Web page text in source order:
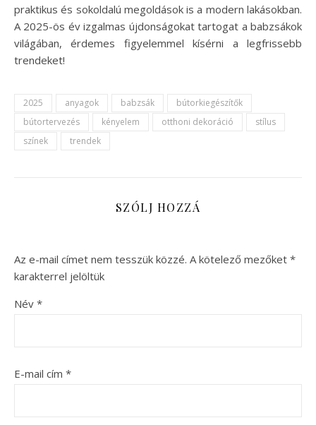
praktikus és sokoldalú megoldások is a modern lakásokban.
A 2025-ös év izgalmas újdonságokat tartogat a babzsákok
világában, érdemes figyelemmel kísérni a legfrissebb
trendeket!
2025 anyagok babzsák
bútorkiegészítők
bútortervezés
kényelem otthoni dekoráció
stílus
színek
trendek
SZÓLJ HOZZÁ
Az e-mail címet nem tesszük közzé. A kötelező mezőket *
karakterrel jelöltük
Név *
E-mail cím *